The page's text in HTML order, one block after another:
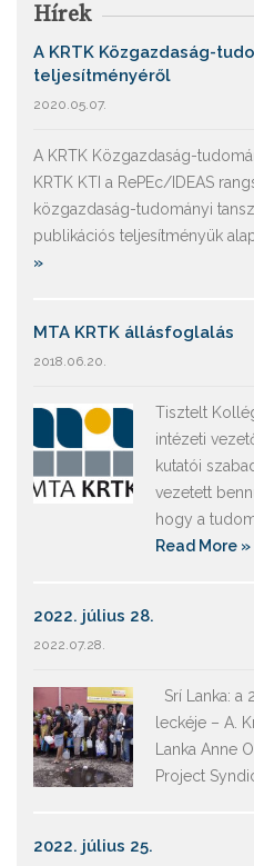
Hírek
A KRTK Közgazdaság-
teljesítményéről
2020.05.07.
A KRTK Közgazdaság-
KRTK KTI a RePEc/IDEAS
közgazdaság-tudományi
publikációs teljesítményük
»
MTA KRTK állásfoglalás
2018.06.20.
Tisztelt
intézeti
kutatói
vezetett
hogy a
Read More »
2022. július 28.
2022.07.28.
Srí Lanka: a
leckéje – A.
Lanka Anne
Project
2022. július 25.